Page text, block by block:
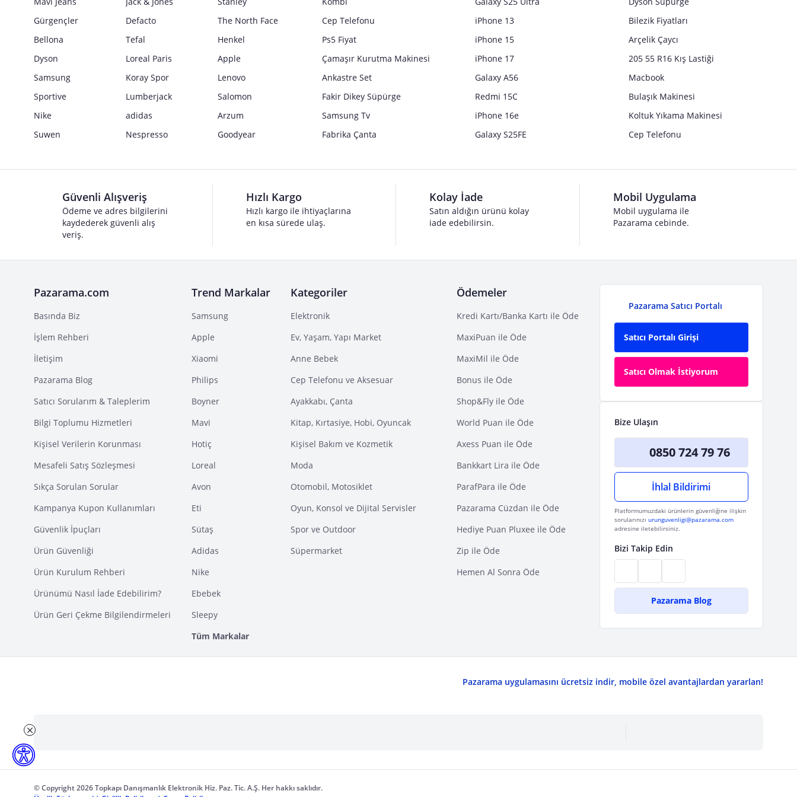
Gürgençler
Defacto
The North Face
Bellona
Tefal
Henkel
Dyson
Loreal Paris
Apple
Samsung
Koray Spor
Lenovo
Sportive
Lumberjack
Salomon
Nike
adidas
Arzum
Suwen
Nespresso Goodyear
Cep Telefonu
Ps5 Fiyat
Çamaşır Kurutma Makinesi
Ankastre Set
Fakir Dikey Süpürge
Samsung Tv
Fabrika Çanta
iPhone 13
iPhone 15
iPhone 17
Galaxy A56
Redmi 15C
iPhone 16e
Galaxy S25FE
Bilezik Fiyatları
Arçelik Çaycı
205 55 R16 Kış Lastiği
Macbook
Bulaşık Makinesi
Koltuk Yıkama Makinesi
Cep Telefonu
Güvenli Alışveriş
Ödeme ve adres bilgilerini
kaydederek güvenli alış
veriş.
Hızlı Kargo
Hızlı kargo ile ihtiyaçlarına
en kısa sürede ulaş.
Kolay İade
Satın aldığın ürünü kolay
iade edebilirsin.
Mobil Uygulama
Mobil uygulama ile
Pazarama cebinde.
Pazarama.com
Basında Biz
İşlem Rehberi
İletişim
Pazarama Blog
Satıcı Sorularım & Taleplerim
Bilgi Toplumu Hizmetleri
Kişisel Verilerin Korunması
Mesafeli Satış Sözleşmesi
Sıkça Sorulan Sorular
Kampanya Kupon Kullanımları
Güvenlik İpuçları
Ürün Güvenliği
Ürün Kurulum Rehberi
Ürünümü Nasıl İade Edebilirim?
Ürün Geri Çekme Bilgilendirmeleri
Trend Markalar
Samsung
Apple
Xiaomi
Philips
Boyner
Mavi
Hotiç
Loreal
Avon
Eti
Sütaş
Adidas
Nike
Ebebek
Sleepy
Tüm Markalar
Kategoriler
Elektronik
Ev, Yaşam, Yapı Market
Anne Bebek
Cep Telefonu ve Aksesuar
Ayakkabı, Çanta
Kitap, Kırtasiye, Hobi, Oyuncak
Kişisel Bakım ve Kozmetik
Moda
Otomobil, Motosiklet
Oyun, Konsol ve Dijital Servisler
Spor ve Outdoor
Süpermarket
Ödemeler
Kredi Kartı/Banka Kartı ile Öde
MaxiPuan ile Öde
MaxiMil ile Öde
Bonus ile Öde
Shop&Fly ile Öde
World Puan ile Öde
Axess Puan ile Öde
Bankkart Lira ile Öde
ParafPara ile Öde
Pazarama Cüzdan ile Öde
Hediye Puan Pluxee ile Öde
Zip ile Öde
Hemen Al Sonra Öde
Pazarama Satıcı Portalı
Satıcı Portalı Girişi
Satıcı Olmak İstiyorum
Bize Ulaşın
0850 724 79 76
İhlal Bildirimi
Platformumuzdaki ürünlerin güvenliğine ilişkin
sorularınızı urunguvenligi@pazarama.com
adresine iletebilirsiniz.
Bizi Takip Edin
Pazarama Blog
Pazarama uygulamasını ücretsiz indir, mobile özel avantajlardan yararlan!
© Copyright 2026 Topkapı Danışmanlık Elektronik Hiz. Paz. Tic. A.Ş. Her hakkı saklıdır.